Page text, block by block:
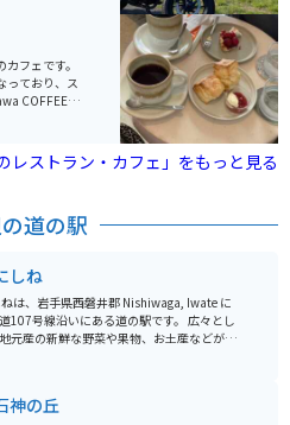
。
、とってお
も良好で、
とのふれあい
から小岩井農
なると盛大
注意くださ
の駐停車はお
フェです。
っており、ス
焙煎力で
ーツは、時期
ても違った楽
レストラン・カフェ」をもっと見る
道の駅
しね
は、岩手県西磐井郡 Nishiwaga, Iwate に
号線沿いにある道の駅です。 広々とし
元産の新鮮な野菜や果物、お土産などが販
す。 レストランでは、地元産の食材を使っ
プ場などもあり、観光の拠点としても便利
神の丘